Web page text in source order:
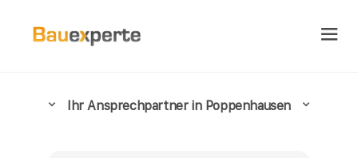
Ihr Ansprechpartner in Poppenhausen